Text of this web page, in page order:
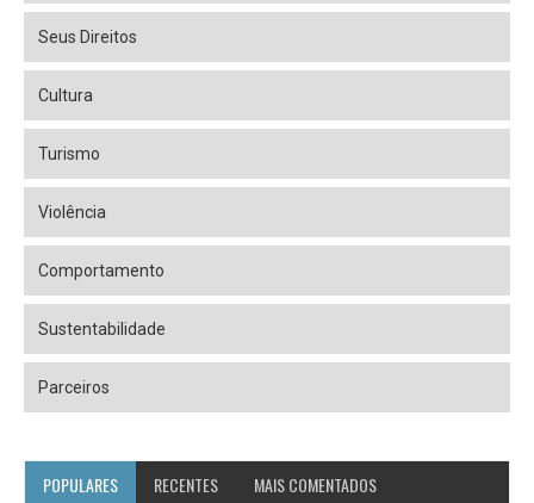
Seus Direitos
Cultura
Turismo
Violência
Comportamento
Sustentabilidade
Parceiros
POPULARES RECENTES MAIS COMENTADOS